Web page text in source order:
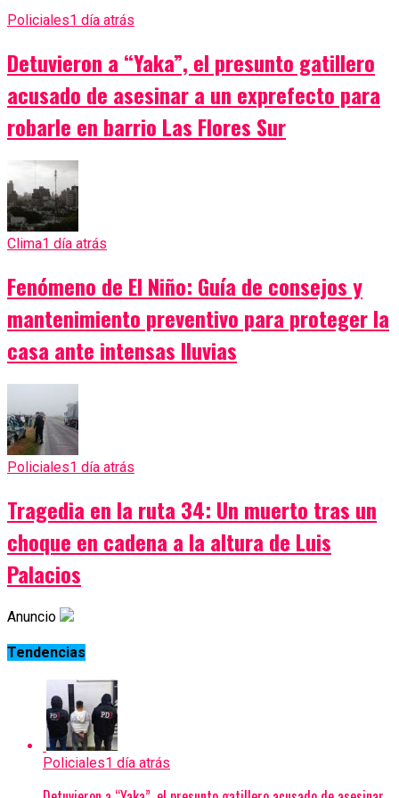
Policiales1 día atrás
Detuvieron a “Yaka”, el presunto gatillero
acusado de asesinar a un exprefecto para
robarle en barrio Las Flores Sur
Clima1 día atrás
Fenómeno de El Niño: Guía de consejos y
mantenimiento preventivo para proteger la
casa ante intensas lluvias
Policiales1 día atrás
Tragedia en la ruta 34: Un muerto tras un
choque en cadena a la altura de Luis
Palacios
Anuncio
Tendencias
Policiales1 día atrás